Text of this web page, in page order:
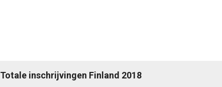
Totale inschrijvingen Finland 2018